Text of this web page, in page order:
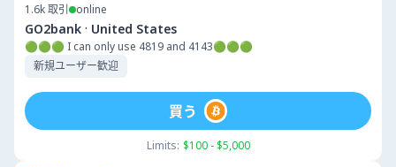
1.6k取引 online
GO2bank · United States
🟢🟢🟢 I can only use 4819 and 4143🟢🟢🟢
新規ユーザー歓迎
Limits: $100 - $5,000
買う